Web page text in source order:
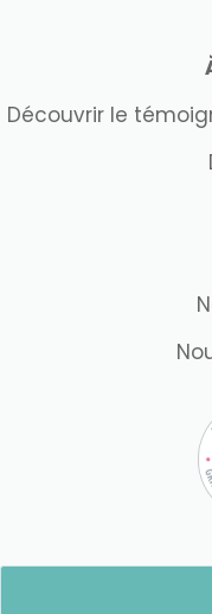
Découvrir le